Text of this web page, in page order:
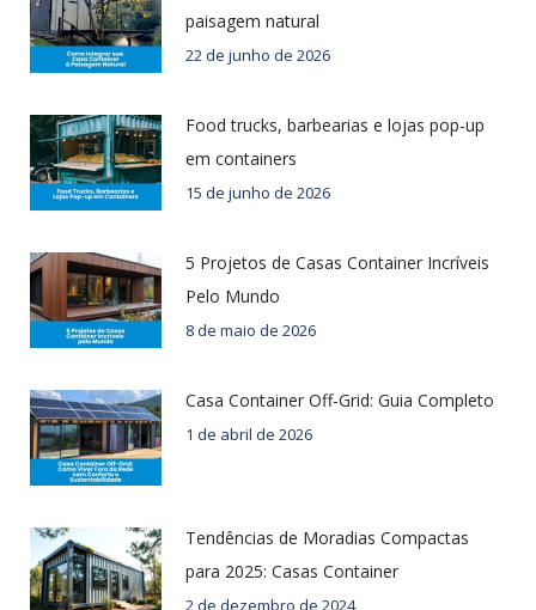
paisagem natural
22 de junho de 2026
Food trucks, barbearias e lojas pop-up
em containers
15 de junho de 2026
5 Projetos de Casas Container Incríveis
Pelo Mundo
8 de maio de 2026
Casa Container Off-Grid: Guia Completo
1 de abril de 2026
Tendências de Moradias Compactas
para 2025: Casas Container
2 de dezembro de 2024